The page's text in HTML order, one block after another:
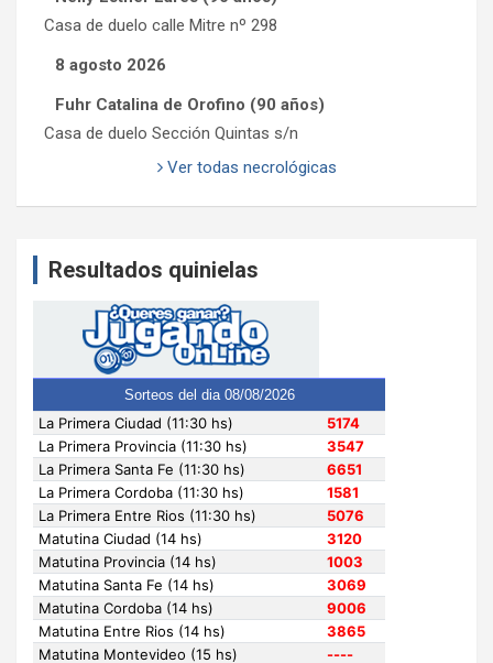
Casa de duelo calle Mitre nº 298
8 agosto 2026
Fuhr Catalina de Orofino (90 años)
Casa de duelo Sección Quintas s/n
Ver todas necrológicas
Resultados quinielas